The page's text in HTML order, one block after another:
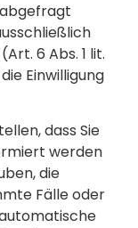
6 Abs. 1 lit.
Einwilligung
dass Sie
werden
die
Fälle oder